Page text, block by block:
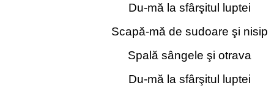
Du-mă la sfârşitul luptei
Scapă-mă de sudoare şi nisip
Spală sângele şi otrava
Du-mă la sfârşitul luptei